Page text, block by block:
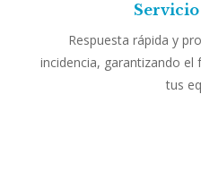
Respuesta rápida y
incidencia, garantizando
tus